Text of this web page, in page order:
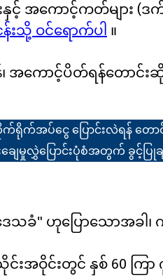
အကောင့်ကတ်များ (ဒက်ဘ
သို့ ဝင်ရောက်ပါ ။
ောင့်ပိတ်ရန်တောင်းဆို
ရိုက်အပ်ငွေ ပြောင်းလဲရန် တော
ေမှုလွှဲပြောင်းပုံစံအတွက် ခွင့်ပြု
"ဒေသခံ" ဟုပြောသေ
အဝိုင်းတွင် နှစ် 60 ကြ